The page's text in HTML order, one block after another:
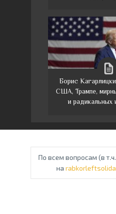
Борис
США, Трампе,
и радикальных
По всем вопросам (в
на